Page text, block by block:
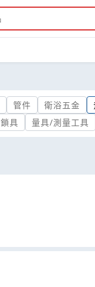
管件 衛浴五金
鎖具 量具/測量工具